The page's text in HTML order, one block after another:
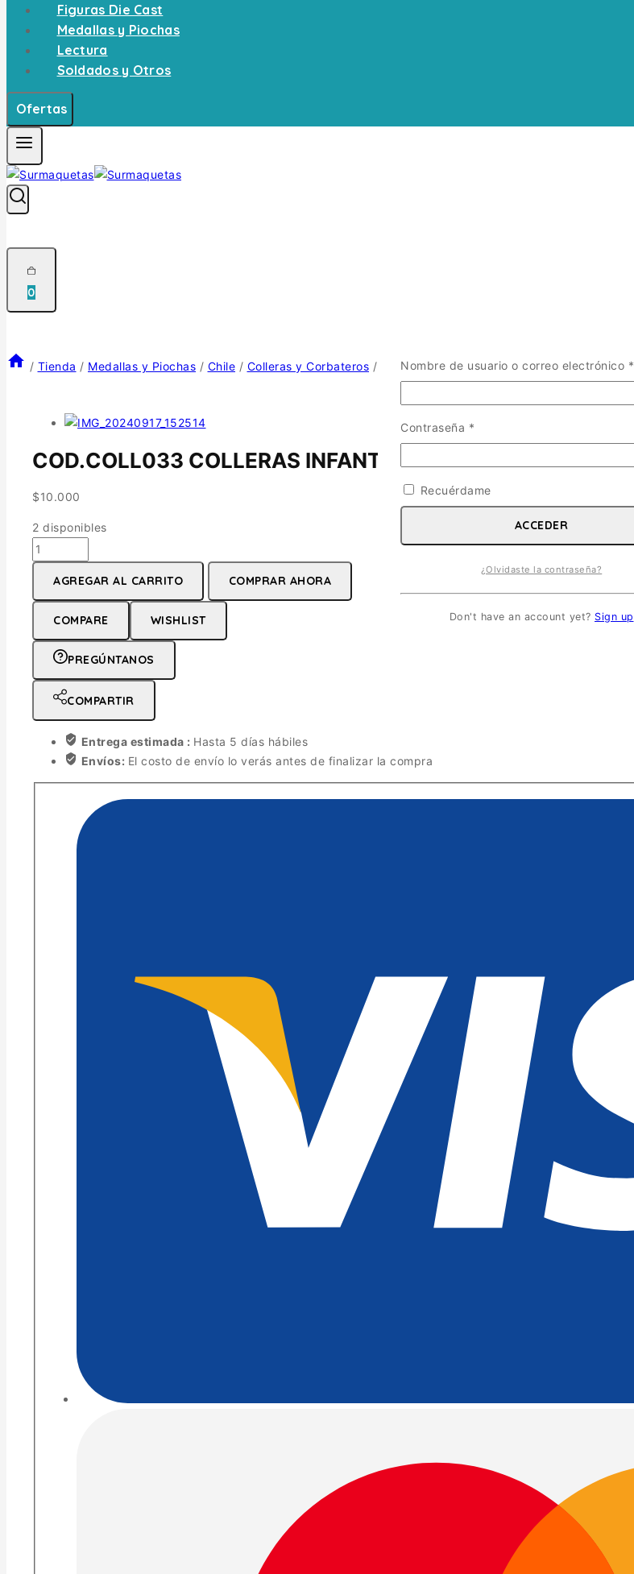
Figuras Die Cast
Medallas y Piochas
Lectura
Soldados y Otros
Ofertas
0
/ Tienda / Medallas y Piochas / Chile / Colleras y Corbateros /
COD.COLL033 COLLERAS INFANTERIA MARINA
$10.000
2 disponibles
COD.COLL033
COLLERAS
INFANTERIA
MARINA
cantidad
AGREGAR AL CARRITO COMPRAR AHORA
COMPARE WISHLIST
PREGÚNTANOS
COMPARTIR
Entrega estimada : Hasta 5 días hábiles
Envíos: El costo de envío lo verás antes de finalizar la compra
Nombre de usuario o correo electrónico *
Contraseña *
Recuérdame
ACCEDER
¿Olvidaste la contraseña?
Don't have an account yet? Sign up